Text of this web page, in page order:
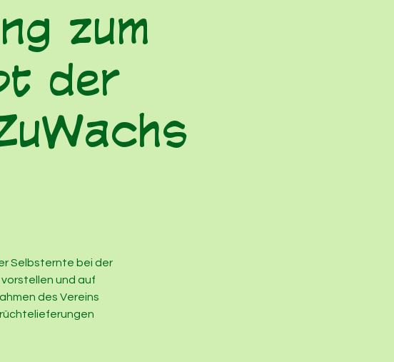
zum
der
Selbsternte bei der
und auf
des Vereins